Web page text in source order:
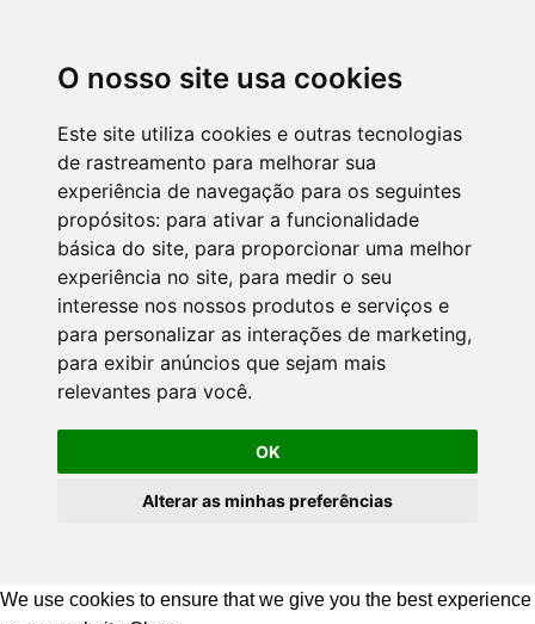
O nosso site usa cookies
Este site utiliza cookies e outras tecnologias
de rastreamento para melhorar sua
experiência de navegação para os seguintes
propósitos: para ativar a funcionalidade
básica do site, para proporcionar uma melhor
experiência no site, para medir o seu
interesse nos nossos produtos e serviços e
para personalizar as interações de marketing,
para exibir anúncios que sejam mais
relevantes para você.
OK
Alterar as minhas preferências
We use cookies to ensure that we give you the best experience